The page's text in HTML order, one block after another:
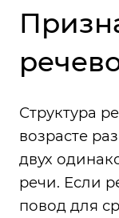
Структура
возрасте
двух
речи. Если
повод для